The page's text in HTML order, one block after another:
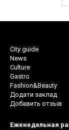
City guide
News
Culture
Gastro
Fashion&Beauty
Додати заклад
Добавить отзыв
Еженедельная